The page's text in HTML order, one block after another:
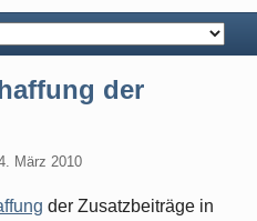
der
März 2010
der Zusatzbeiträge in